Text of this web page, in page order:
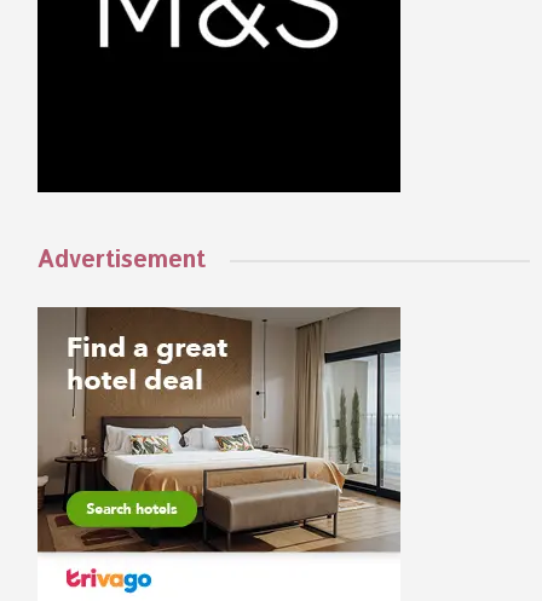
Advertisement